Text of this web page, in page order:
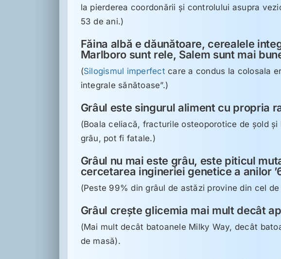
la pierderea coordonării şi controlului asupra
53 de ani.)
Făina albă e dăunătoare, cerealele
Marlboro sunt rele, Salem sunt mai
(Silogismul imperfect care a condus la colosala
integrale sănătoase”.)
Grâul este singurul aliment cu propria
(Boala celiacă, fracturile osteoporotice de şold
grâu, pot fi fatale.)
Grâul nu mai este grâu, este piticul
cercetarea ingineriei genetice a anilor
(Peste 99% din grâul de astăzi provine din cel
Grâul creşte glicemia mai mult decât
(Mai mult decât batoanele Milky Way, decât
de masă).